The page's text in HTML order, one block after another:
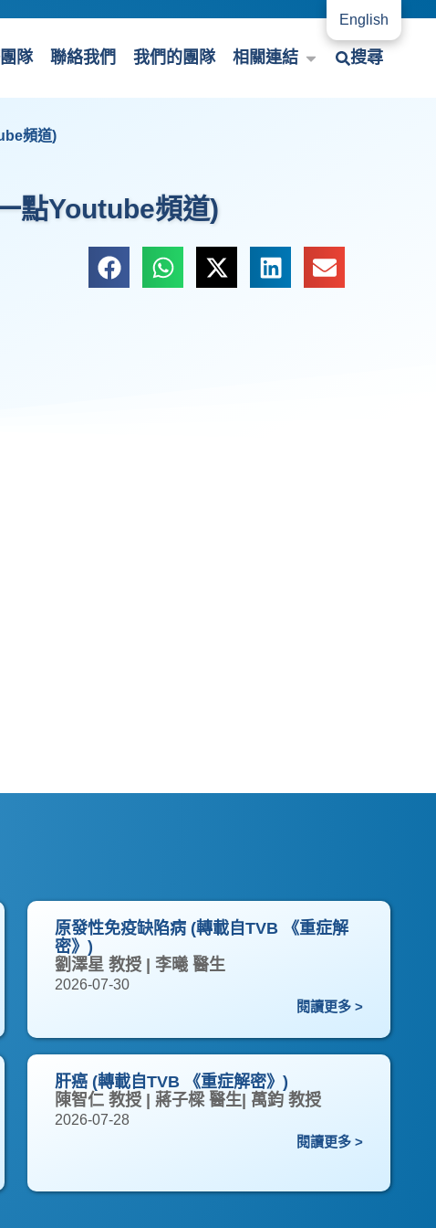
English
隊 聯絡我們 我們的團隊 相關連結 搜尋
頻道)
點Youtube頻道)
原發性免疫缺陷病 (轉載自TVB 《重症解
密》)
劉澤星 教授 | 李曦 醫生
2026-07-30
閱讀更多 >
肝癌 (轉載自TVB 《重症解密》)
陳智仁 教授 | 蔣子樑 醫生| 萬鈞 教授
2026-07-28
閱讀更多 >